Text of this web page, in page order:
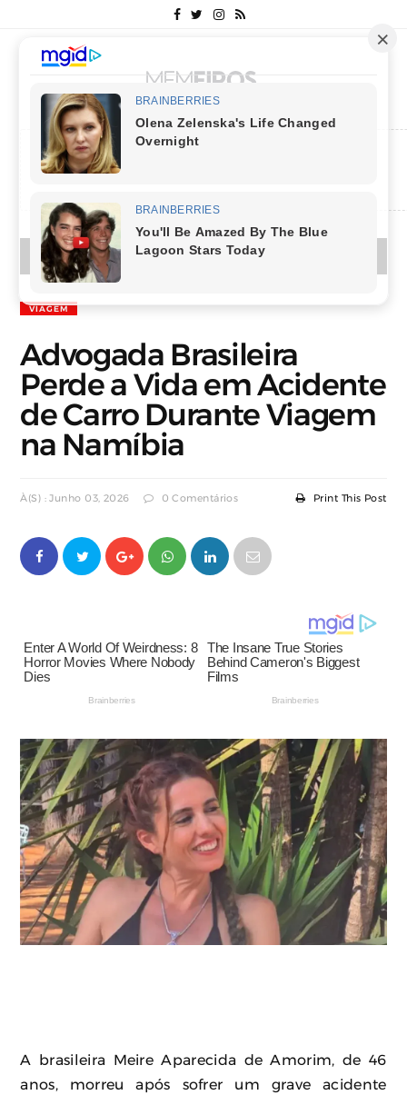
MENU
VIAGEM
Advogada Brasileira
Perde a Vida em Acidente
de Carro Durante Viagem
na Namíbia
À(s) : Junho 03, 2026 0 Comentários Print This Post
A brasileira Meire Aparecida de Amorim, de 46
anos, morreu após sofrer um grave acidente